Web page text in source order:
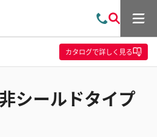
問
い
合
わ
索
メ
ュ
ー
カタログで詳しく見る
シールドタイプ